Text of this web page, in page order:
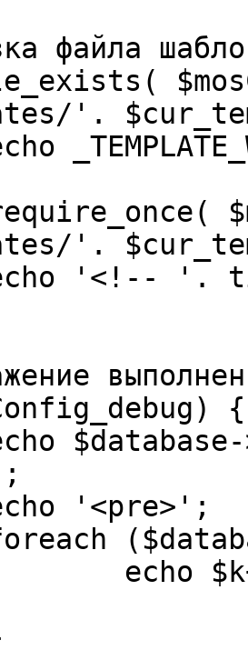
файла
'.
'.
{